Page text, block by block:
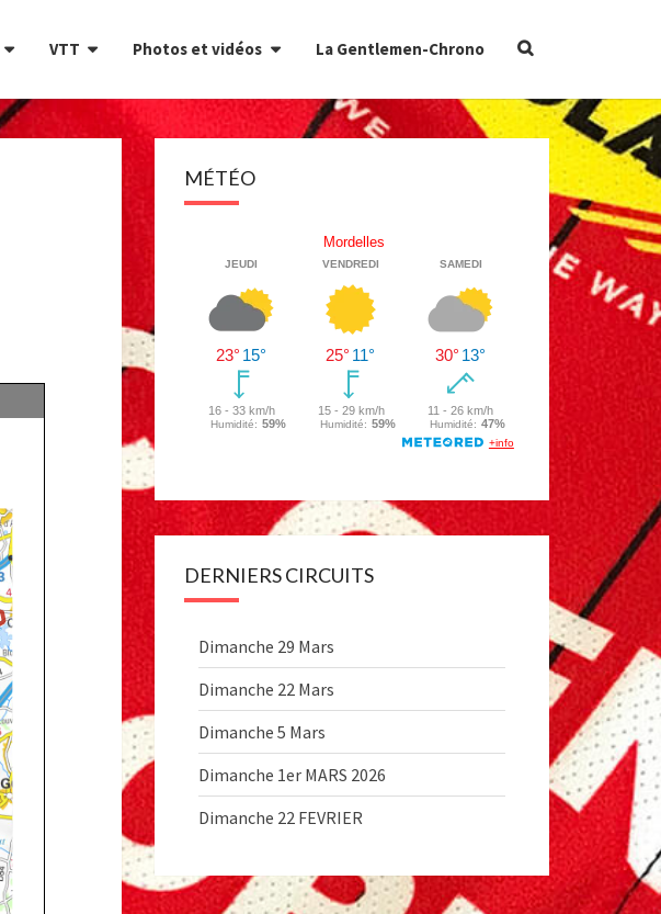
VTT Photos et vidéos La Gentlemen-Chrono
Search
MÉTÉO
DERNIERS CIRCUITS
Dimanche 29 Mars
Dimanche 22 Mars
Dimanche 5 Mars
Dimanche 1er MARS 2026
Dimanche 22 FEVRIER